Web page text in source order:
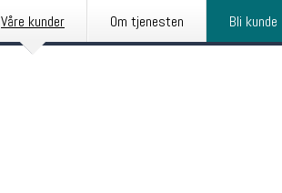
Våre kunder Om tjenesten Bli kunde